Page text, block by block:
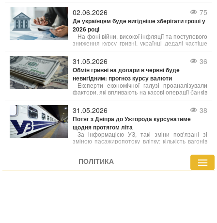
спеціалісти вже працюють над її усуненням. "У
нас технічний збій,
02.06.2026 75
Де українцям буде вигідніше зберігати гроші у
2026 році
На фоні війни, високої інфляції та поступового
зниження курсу гривні, українці дедалі частіше
коштів, а й можливості захистити їх від
знецінення.
31.05.2026 36
Обмін гривні на долари в червні буде
невигідним: прогноз курсу валюти
Експерти економічної галузі проаналізували
фактори, які впливають на касові операції банків
діапазону можливих змін котирувань. Зміни
курсу у пунктах обміну напряму пов’язані з
державними фінансовими механізмами. Згідно з
наявними оцінками, нинішня ситуація носить
тимчасовий характер і найближчим часом
очікується стабілізація.
31.05.2026 38
Потяг з Дніпра до Ужгорода курсуватиме
щодня протягом літа
За інформацією УЗ, такі зміни пов’язані зі
зміною пасажиропотоку влітку: кількість вагонів
скорочується, а ресурси перенаправляються на
маршрути з підвищеним попитом.
ПОЛІТИКА